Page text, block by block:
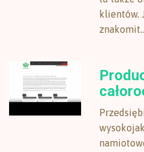
klientów.